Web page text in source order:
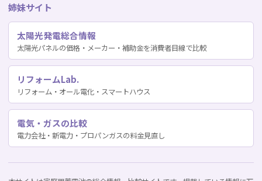
姉妹サイト
太陽光発電総合情報
太陽光パネルの価格・メーカー・補助金を消費者目線で比較
リフォームLab.
リフォーム・オール電化・スマートハウス
電気・ガスの比較
電力会社・新電力・プロパンガスの料金見直し